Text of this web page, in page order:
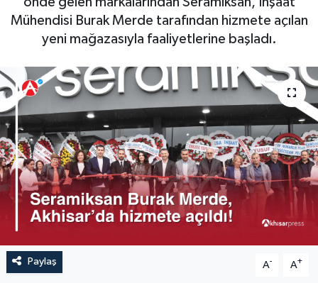
Mühendisi Burak Merde tarafından hizmete açılan
yeni mağazasıyla faaliyetlerine başladı.
Paylaş A- A+
Magazin
Kadın
Yerel Haber
Akhisar Emlak
Ülke
Etiketler
Duyurular
Sektörel
Röportaj
Dünya
Yaşam